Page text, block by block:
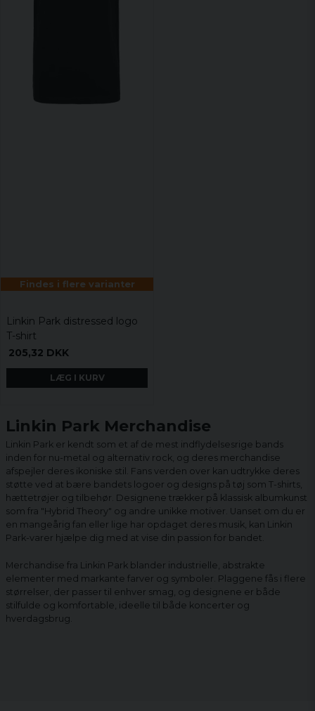
Findes i flere varianter
Linkin Park distressed logo
T-shirt
205,32 DKK
LÆG I KURV
Linkin Park Merchandise
Linkin Park er kendt som et af de mest indflydelsesrige bands
inden for nu-metal og alternativ rock, og deres merchandise
afspejler deres ikoniske stil. Fans verden over kan udtrykke deres
støtte ved at bære bandets logoer og designs på tøj som T-shirts,
hættetrøjer og tilbehør. Designene trækker på klassisk albumkunst
som fra "Hybrid Theory" og andre unikke motiver. Uanset om du er
en mangeårig fan eller lige har opdaget deres musik, kan Linkin
Park-varer hjælpe dig med at vise din passion for bandet.
Merchandise fra Linkin Park blander industrielle, abstrakte
elementer med markante farver og symboler. Plaggene fås i flere
størrelser, der passer til enhver smag, og designene er både
stilfulde og komfortable, ideelle til både koncerter og
hverdagsbrug.